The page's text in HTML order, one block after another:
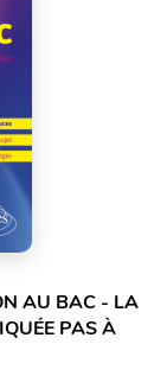
AU BAC - LA
PAS À